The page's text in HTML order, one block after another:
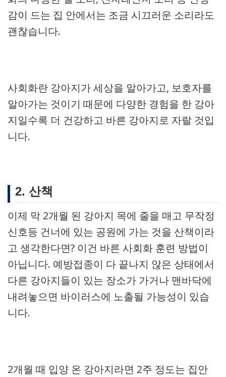
감이 드는 집 안에서는 조금 시끄러운 소리라도
괜찮습니다.
사회화란 강아지가 세상을 알아가고, 보호자를
알아가는 것이기 때문에 다양한 경험을 한 강아
지일수록 더 건강하고 바른 강아지로 자랄 것입
니다.
2. 산책
이제 막 2개월 된 강아지 목에 줄을 매고 무작정
신호등 건너에 있는 공원에 가는 것을 산책이라
고 생각한다면? 이건 바른 사회화 훈련 방법이
아닙니다. 예방접종이 다 끝나지 않은 상태에서
다른 강아지들이 있는 장소가 가거나 맨바닥에
내려놓으면 바이러스에 노출될 가능성이 있습
니다.
2개월 때 입양 온 강아지라면 2주 정도는 집안